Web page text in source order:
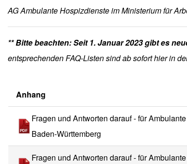
AG Ambulante Hospizdienste im Ministerium für
** Bitte beachten: Seit 1. Januar 2023 gibt es
entsprechenden FAQ-Listen sind ab sofort hier in
Anhang
Fragen und Antworten darauf - für
Baden-Württemberg
Fragen und Antworten darauf - für